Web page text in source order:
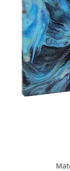
Pilote cu blăniță